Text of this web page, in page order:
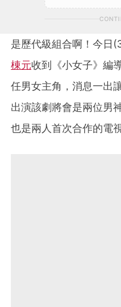
是歷代級組合啊！今日
棟元收到《小女子》編
任男女主角，消息一出
出演該劇將會是兩位男
也是兩人首次合作的電視